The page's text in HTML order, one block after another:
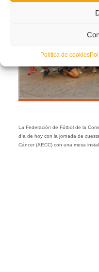
Política de cookies
La Federación de Fútbol de la
día de hoy con la jornada de
Cáncer (AECC) con una mesa